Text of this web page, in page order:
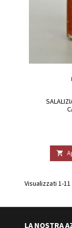

Visualizzati 1-
LA NOSTRA